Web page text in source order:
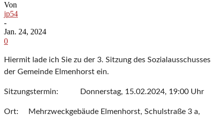
Von
jp54
-
Jan. 24, 2024
0
Hiermit lade ich Sie zu der 3. Sitzung des Sozialausschusses
der Gemeinde Elmenhorst ein.
Sitzungstermin: Donnerstag, 15.02.2024, 19:00 Uhr
Ort: Mehrzweckgebäude Elmenhorst, Schulstraße 3 a,